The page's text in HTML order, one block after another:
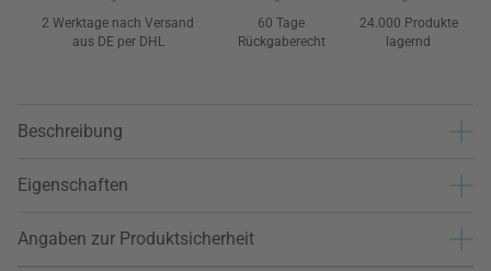
2 Werktage nach Versand
aus DE per DHL
60 Tage
Rückgaberecht
24.000 Produkte
lagernd
Beschreibung
Eigenschaften
Angaben zur Produktsicherheit